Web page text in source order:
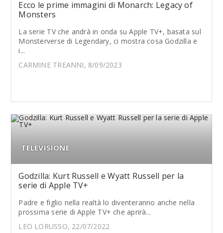
Ecco le prime immagini di Monarch: Legacy of
Monsters
La serie TV che andrà in onda su Apple TV+, basata sul
Monsterverse di Legendary, ci mostra cosa Godzilla e
i...
CARMINE TREANNI, 8/09/2023
TELEVISIONE
Godzilla: Kurt Russell e Wyatt Russell per la
serie di Apple TV+
Padre e figlio nella realtà lo diventeranno anche nella
prossima serie di Apple TV+ che aprirà...
LEO LORUSSO, 22/07/2022